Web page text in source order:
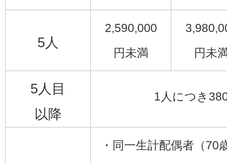
5人
2,590,000
円未満
円未
5人目
以降
1人につき
・同一生計配偶者（70